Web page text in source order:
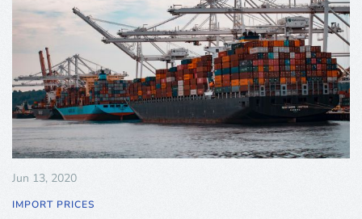
Jun 13, 2020
IMPORT PRICES